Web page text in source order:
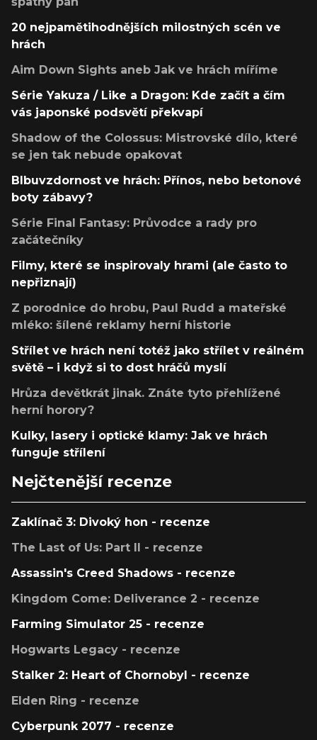
20 nejpamětihodnějších milostných scén ve
hrách
Aim Down Sights aneb Jak ve hrách míříme
Série Yakuza / Like a Dragon: Kde začít a čím
vás japonské podsvětí překvapí
Shadow of the Colossus: Mistrovské dílo, které
se jen tak nebude opakovat
Blbuvzdornost ve hrách: Přínos, nebo betonové
boty zábavy?
Série Final Fantasy: Průvodce a rady pro
začátečníky
Filmy, které se inspirovaly hrami (ale často to
nepřiznají)
Z porodnice do hrobu, Paul Rudd a mateřské
mléko: šílené reklamy herní historie
Střílet ve hrách není totéž jako střílet v reálném
světě – i když si to dost hráčů myslí
Hrůza devětkrát jinak. Znáte tyto přehlížené
herní horory?
Kulky, lasery i optické klamy: Jak ve hrách
funguje střílení
Nejčtenější recenze
Zaklínač 3: Divoký hon - recenze
The Last of Us: Part II - recenze
Assassin's Creed Shadows - recenze
Kingdom Come: Deliverance 2 - recenze
Farming Simulator 25 - recenze
Hogwarts Legacy - recenze
Stalker 2: Heart of Chornobyl - recenze
Elden Ring - recenze
Cyberpunk 2077 - recenze